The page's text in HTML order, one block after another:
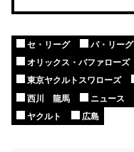
セ・リーグ パ・リーグ
オリックス・バファローズ
東京ヤクルトスワローズ
西川 龍馬
ニュース
ヤクルト
広島